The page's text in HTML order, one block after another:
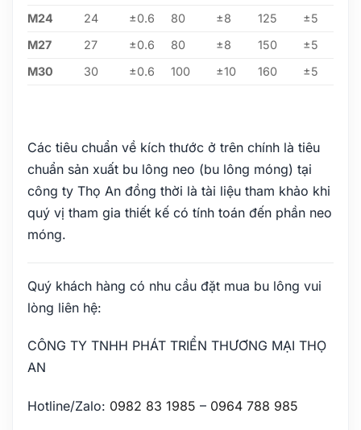
M24
24 ±0.6 80 ±8 125
±5
M27
27 ±0.6 80 ±8 150
±5
M30
30 ±0.6 100 ±10 160 ±5
Các tiêu chuẩn về kích thước ở trên chính là tiêu
chuẩn sản xuất bu lông neo (bu lông móng) tại
công ty Thọ An đồng thời là tài liệu tham khảo khi
quý vị tham gia thiết kế có tính toán đến phần neo
móng.
Quý khách hàng có nhu cầu đặt mua bu lông vui
lòng liên hệ:
CÔNG TY TNHH PHÁT TRIỂN THƯƠNG MẠI THỌ
AN
Hotline/Zalo: 0982 83 1985 – 0964 788 985